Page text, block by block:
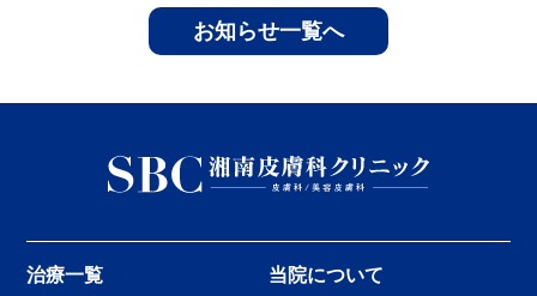
お知らせ一覧へ
治療一覧 当院について